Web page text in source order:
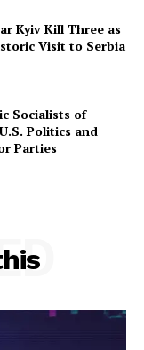
Kyiv Kill Three as
Visit to Serbia
Socialists of
Politics and
Parties